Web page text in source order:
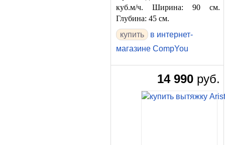
куб.м/ч. Ширина: 90 см.
Глубина: 45 см.
в интернет-
магазине CompYou
14 990 руб.